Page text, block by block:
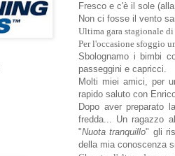
Fresco e c'è il sole
Non ci fosse il vento
Ultima gara stagionale
Per l'occasione sfoggio
Sbolognamo i bimbi
passeggini e capricci.
Molti miei amici, per
rapido saluto con
Dopo aver preparato
fredda... Un ragazzo
"Nuota tranquillo" gli
della mia conoscenza